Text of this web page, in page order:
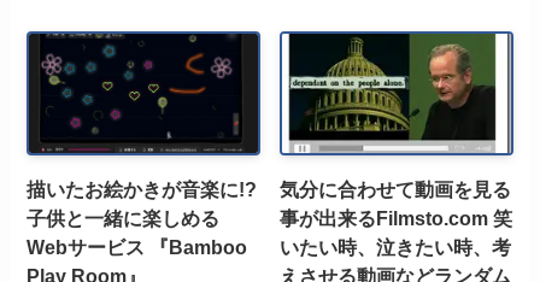
描いたお絵かきが音楽に!?
子供と一緒に楽しめる
Webサービス 『Bamboo
Play Room』
気分に合わせて動画を見る
事が出来るFilmsto.com 笑
いたい時、泣きたい時、考
えさせる動画などランダム